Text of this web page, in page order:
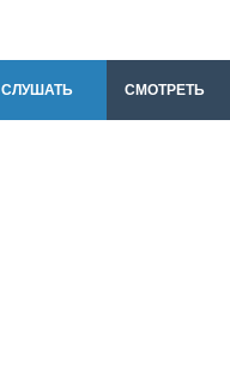
СЛУШАТЬ СМОТРЕТЬ